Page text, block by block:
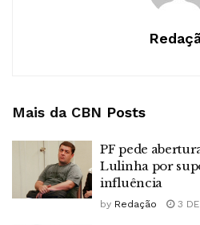
Mais da CBN Posts
PF pede
Lulinha por
influência
by Redação 3 DE